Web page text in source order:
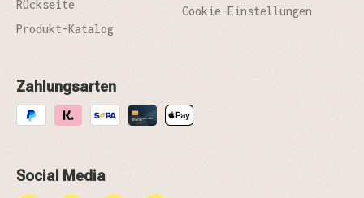
Rückseite
Produkt-Katalog
Cookie-Einstellungen
Zahlungsarten
Social Media